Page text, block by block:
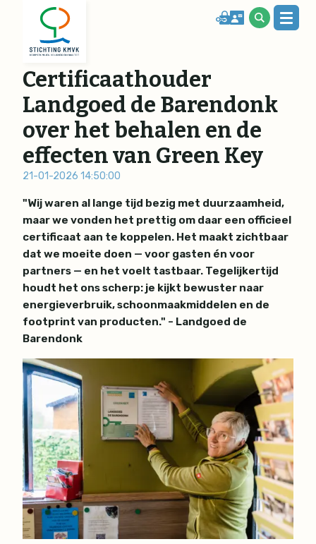
Certificaathouder
Landgoed de Barendonk
over het behalen en de
effecten van Green Key
21-01-2026 14:50:00
"Wij waren al lange tijd bezig met duurzaamheid,
maar we vonden het prettig om daar een officieel
certificaat aan te koppelen. Het maakt zichtbaar
dat we moeite doen — voor gasten én voor
partners — en het voelt tastbaar. Tegelijkertijd
houdt het ons scherp: je kijkt bewuster naar
energieverbruik, schoonmaakmiddelen en de
footprint van producten." - Landgoed de
Barendonk